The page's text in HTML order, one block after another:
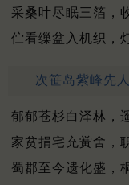
采桑叶尽眠三箔，
伫看缫盆入机织，
次笹岛紫峰先
郁郁苍杉白泽林，
家贫捐宅充黉舍，
蜀郡至今遗化盛，